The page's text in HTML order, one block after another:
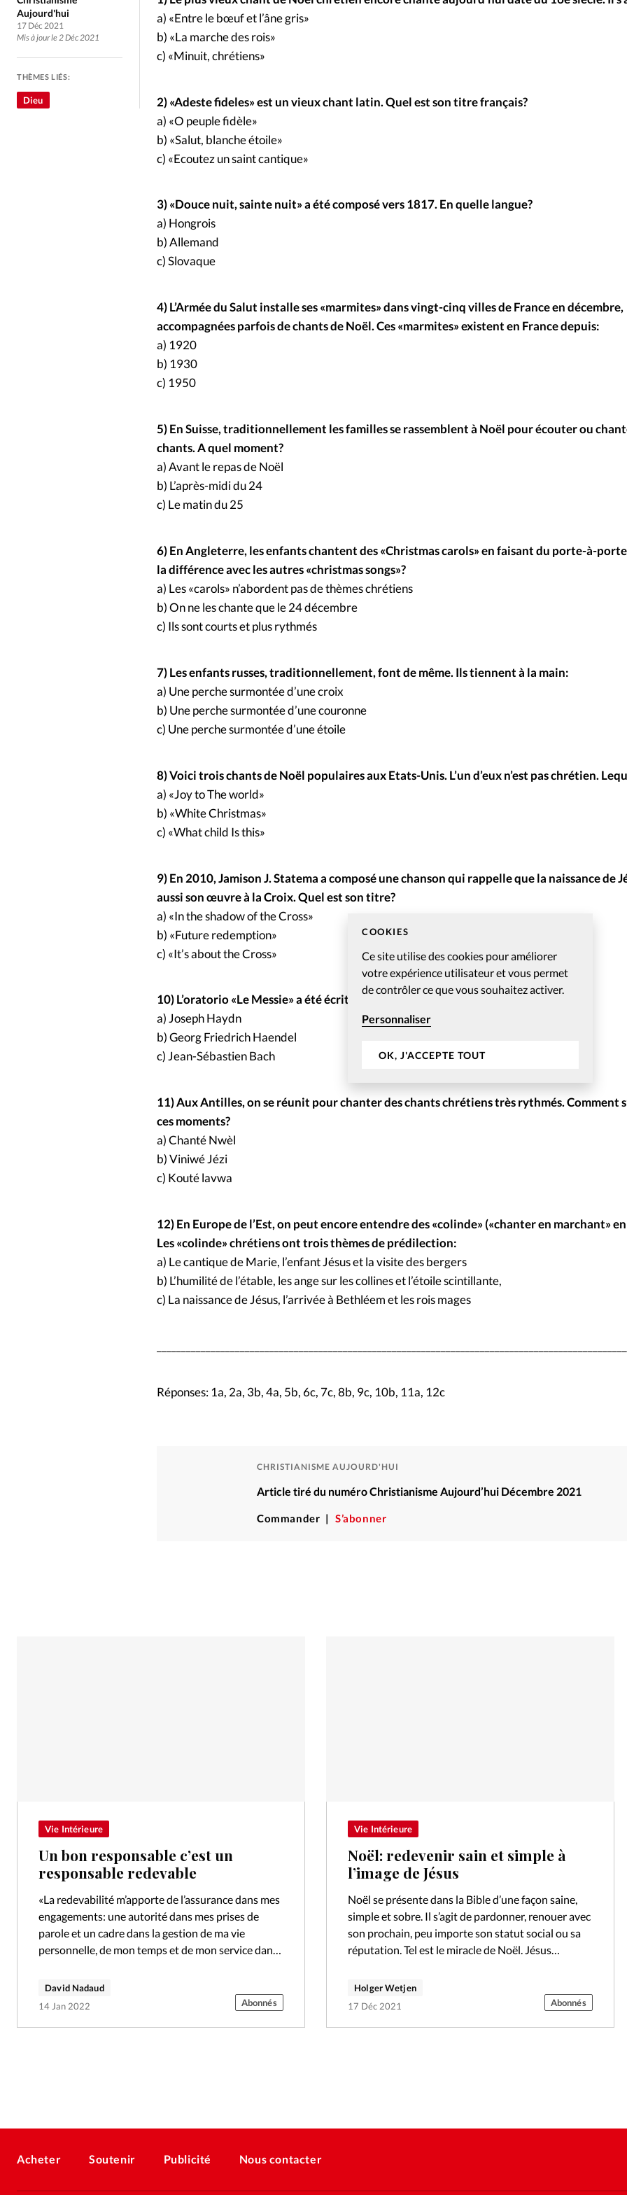
COOKIES
Ce site utilise des cookies pour améliorer
votre expérience utilisateur et vous permet
de contrôler ce que vous souhaitez activer.
Personnaliser
OK, J'ACCEPTE TOUT
Génération réveil
Monde
Publireportage
Tour du monde des Eglises
Vie Intérieure
Aujourd'hui
17 Déc 2021
Mis à jour le 2 Déc 2021
THÈMES LIÉS:
Dieu
a) «Entre le bœuf et l’âne gris»
b) «La marche des rois»
c) «Minuit, chrétiens»
2) «Adeste fideles» est un vieux chant latin. Quel est son titre français?
a) «O peuple fidèle»
b) «Salut, blanche étoile»
c) «Ecoutez un saint cantique»
3) «Douce nuit, sainte nuit» a été composé vers 1817. En quelle langue?
a) Hongrois
b) Allemand
c) Slovaque
4) L’Armée du Salut installe ses «marmites» dans vingt-cinq villes de France en décembre,
accompagnées parfois de chants de Noël. Ces «marmites» existent en France depuis:
a) 1920
b) 1930
c) 1950
5) En Suisse, traditionnellement les familles se rassemblent à Noël pour écouter ou
chants. A quel moment?
a) Avant le repas de Noël
b) L’après-midi du 24
c) Le matin du 25
6) En Angleterre, les enfants chantent des «Christmas carols» en faisant du porte-à-
la différence avec les autres «christmas songs»?
a) Les «carols» n’abordent pas de thèmes chrétiens
b) On ne les chante que le 24 décembre
c) Ils sont courts et plus rythmés
7) Les enfants russes, traditionnellement, font de même. Ils tiennent à la main:
a) Une perche surmontée d’une croix
b) Une perche surmontée d’une couronne
c) Une perche surmontée d’une étoile
8) Voici trois chants de Noël populaires aux Etats-Unis. L’un d’eux n’est pas chrétien.
a) «Joy to The world»
b) «White Christmas»
c) «What child Is this»
9) En 2010, Jamison J. Statema a composé une chanson qui rappelle que la naissance de
aussi son œuvre à la Croix. Quel est son titre?
a) «In the shadow of the Cross»
b) «Future redemption»
c) «It’s about the Cross»
10) L’oratorio «Le Messie» a été écrit au 19e siècle. Qui l’a composé?
a) Joseph Haydn
b) Georg Friedrich Haendel
c) Jean-Sébastien Bach
11) Aux Antilles, on se réunit pour chanter des chants chrétiens très rythmés. Comment
ces moments?
a) Chanté Nwèl
b) Viniwé Jézi
c) Kouté lavwa
12) En Europe de l’Est, on peut encore entendre des «colinde» («chanter en marchant»
Les «colinde» chrétiens ont trois thèmes de prédilection:
a) Le cantique de Marie, l’enfant Jésus et la visite des bergers
b) L’humilité de l’étable, les ange sur les collines et l’étoile scintillante,
c) La naissance de Jésus, l’arrivée à Bethléem et les rois mages
Réponses: 1a, 2a, 3b, 4a, 5b, 6c, 7c, 8b, 9c, 10b, 11a, 12c
CHRISTIANISME AUJOURD'HUI
Article tiré du numéro Christianisme Aujourd’hui Décembre 2021
Commander S’abonner
Vie Intérieure
Un bon responsable c’est un
responsable redevable
«La redevabilité m’apporte de l’assurance dans mes
engagements: une autorité dans mes prises de
parole et un cadre dans la gestion de ma vie
personnelle, de mon temps et de mon service dans
David Nadaud
14 Jan 2022
Abonnés
Vie Intérieure
Noël: redevenir sain et simple à
l’image de Jésus
Noël se présente dans la Bible d’une façon saine,
simple et sobre. Il s’agit de pardonner, renouer avec
son prochain, peu importe son statut social ou sa
réputation. Tel est le miracle de Noël. Jésus…
Holger Wetjen
17 Déc 2021
Abonnés
Acheter Soutenir Publicité Nous contacter